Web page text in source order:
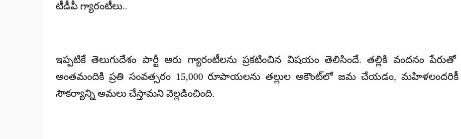
టీడీపీ గ్యారంటీలు..
ఇప్పటికే తెలుగుదేశం పార్టీ ఆరు గ్యారంటీలను ప్రకటించిన విషయం తెలిసిందే. తల్లికి వందనం
అంతమందికి ప్రతి సంవత్సరం 15,000 రూపాయలను తల్లుల అకౌంట్‌లో జమ చేయడం,
సౌకర్యాన్ని అమలు చేస్తామని వెల్లడించింది.